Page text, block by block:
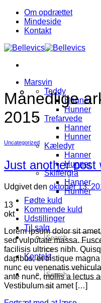
Fortsæt
indhold
Om opdrættet
Mindeside
Kontakt
Marsvin
Teddy
Hanner
Hunner
Trefarvede
Hanner
Hunner
Kæledyr
Hanner
Hunner
Skiffergrå
Hanner
Hunner
Fødte kuld
Kommende kuld
Udstillinger
Til salg
Search
for:
Kontakt
Search
for:
Månedlige
2015
Uncategorized
Just another post
Udgivet den oktober 13,
13
okt
Lorem ipsum dolor sit
sed vulputate massa.
facilisis ultrices nibh.
dapibus, et tristique
nunc eu venenatis
ante nunc, mollis a lectus
Vestibulum sit amet […]